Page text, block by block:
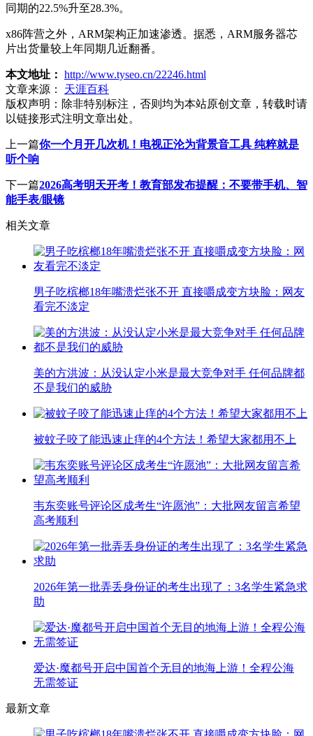
同期的22.5%升至28.3%。
x86阵营之外，ARM架构正加速渗透。据悉，ARM服务器芯
片出货量较上年同期几近翻番。
本文地址： http://www.tyseo.cn/22246.html
文章来源：
天涯百科
版权声明： 除非特别标注，否则均为本站原创文章，转载时请
以链接形式注明文章出处。
上一篇你一个月开几次机！电视正沦为背景音工具 纯粹就是
听个响
下一篇2026高考明天开考！教育部发布提醒：不要带手机、智
能手表/眼镜
相关文章
男子吃槟榔18年嘴溃烂张不开 直接嚼成变方块脸：网友
看完不淡定
美的方洪波：从没认定小米是最大竞争对手 任何品牌都
不是我们的威胁
被蚊子咬了能迅速止痒的4个方法！希望大家都用不上
韦东奕账号评论区成考生“许愿池”：大批网友留言希望
高考顺利
2026年第一批弄丢身份证的考生出现了：3名学生紧急求
助
爱达·魔都号开启中国首个无目的地海上游！全程公海
无需签证
最新文章